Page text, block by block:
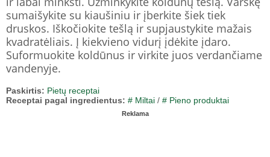
sumaišykite su kiaušiniu ir įberkite šiek tiek
druskos. Iškočiokite tešlą ir supjaustykite mažais
kvadratėliais. Į kiekvieno vidurį įdėkite įdaro.
Suformuokite koldūnus ir virkite juos verdančiame
vandenyje.
Paskirtis: Pietų receptai
Receptai pagal ingredientus: # Miltai / # Pieno produktai
Reklama